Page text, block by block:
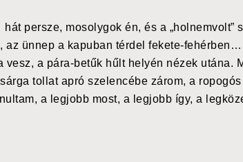
persze, mosolygok én, és a „holnemvolt”
az ünnep a kapuban térdel fekete-
a pára-betűk hűlt helyén nézek utána.
tollat apró szelencébe zárom, a
a legjobb most, a legjobb így, a